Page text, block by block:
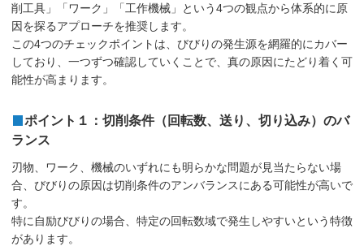
削工具」「ワーク」「工作機械」という4つの観点から体系的に原
因を探るアプローチを推奨します。
この4つのチェックポイントは、びびりの発生源を網羅的にカバー
しており、一つずつ確認していくことで、真の原因にたどり着く可
能性が高まります。
ポイント１：切削条件（回転数、送り、切り込み）のバ
ランス
刃物、ワーク、機械のいずれにも明らかな問題が見当たらない場
合、びびりの原因は切削条件のアンバランスにある可能性が高いで
す。
特に自励びびりの場合、特定の回転数域で発生しやすいという特徴
があります。